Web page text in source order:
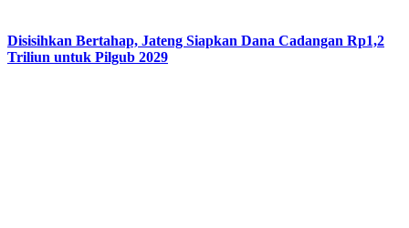
Disisihkan Bertahap, Jateng Siapkan Dana Cadangan Rp1,2
Triliun untuk Pilgub 2029